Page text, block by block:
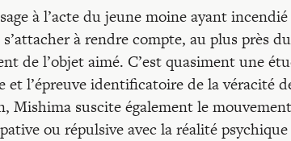
à l’acte du jeune moine ayant
à rendre compte, au plus près
de l’objet aimé. C’est quasiment une
et l’épreuve identificatoire de la véracité
Mishima suscite également le
ou répulsive avec la réalité